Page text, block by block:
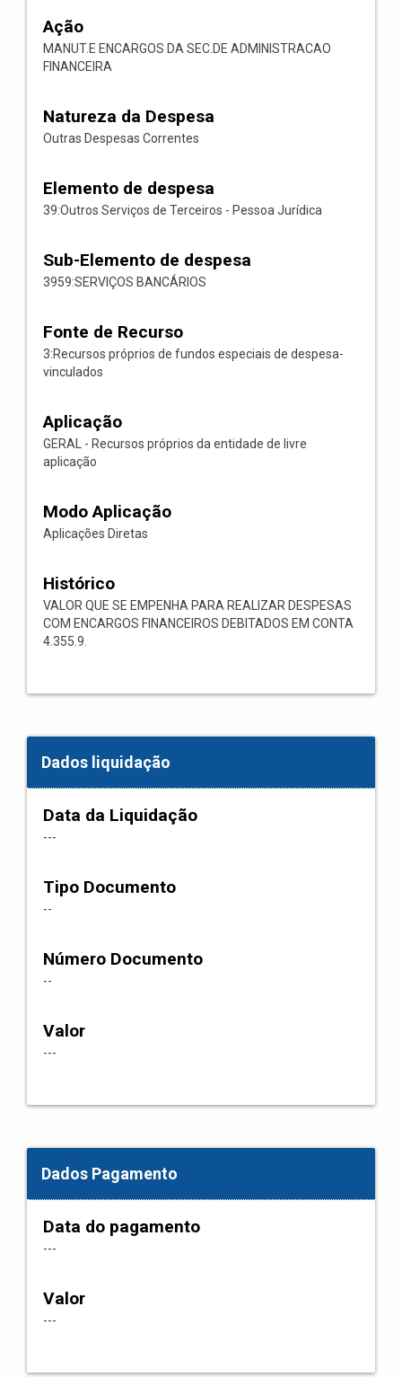
Ação
MANUT.E ENCARGOS DA SEC.DE ADMINISTRACAO
FINANCEIRA
Natureza da Despesa
Outras Despesas Correntes
Elemento de despesa
39:Outros Serviços de Terceiros - Pessoa Jurídica
Sub-Elemento de despesa
3959:SERVIÇOS BANCÁRIOS
Fonte de Recurso
3:Recursos próprios de fundos especiais de despesa-
vinculados
Aplicação
GERAL - Recursos próprios da entidade de livre
aplicação
Modo Aplicação
Aplicações Diretas
Histórico
VALOR QUE SE EMPENHA PARA REALIZAR DESPESAS
COM ENCARGOS FINANCEIROS DEBITADOS EM CONTA
4.355.9.
Dados liquidação
Data da Liquidação
---
Tipo Documento
--
Número Documento
--
Valor
---
Dados Pagamento
Data do pagamento
---
Valor
---